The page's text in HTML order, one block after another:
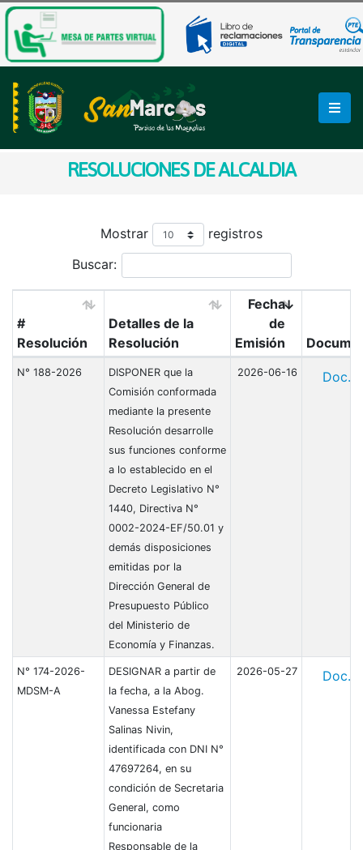
RESOLUCIONES DE ALCALDIA
Mostrar
registros
Buscar:
#
Resolución
Detalles de la
Resolución
Fecha
de
Emisión
N° 188-2026
DISPONER que la
Comisión conformada
mediante la presente
Resolución desarrolle
sus funciones conforme
a lo establecido en el
Decreto Legislativo N°
1440, Directiva N°
0002-2024-EF/50.01 y
demás disposiciones
emitidas por la
Dirección General de
Presupuesto Público
del Ministerio de
Economía y Finanzas.
2026-06-16 Doc.
N° 174-2026-
MDSM-A
DESIGNAR a partir de
la fecha, a la Abog.
Vanessa Estefany
Salinas Nivin,
identificada con DNI N°
47697264, en su
condición de Secretaria
General, como
funcionaria
Responsable de la
2026-05-27 Doc.